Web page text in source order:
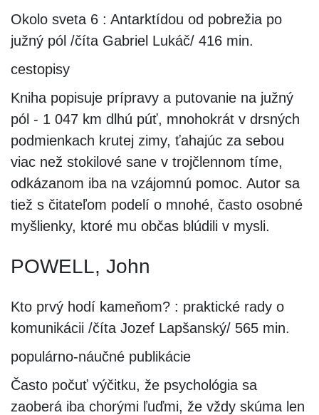
Okolo sveta 6 : Antarktídou od pobrežia po
južný pól /číta Gabriel Lukáč/ 416 min.
cestopisy
Kniha popisuje prípravy a putovanie na južný
pól - 1 047 km dlhú púť, mnohokrát v drsných
podmienkach krutej zimy, ťahajúc za sebou
viac než stokilové sane v trojčlennom tíme,
odkázanom iba na vzájomnú pomoc. Autor sa
tiež s čitateľom podelí o mnohé, často osobné
myšlienky, ktoré mu občas blúdili v mysli.
POWELL, John
Kto prvý hodí kameňom? : praktické rady o
komunikácii /číta Jozef Lapšanský/ 565 min.
populárno-náučné publikácie
Často počuť výčitku, že psychológia sa
zaoberá iba chorými ľuďmi, že vždy skúma len